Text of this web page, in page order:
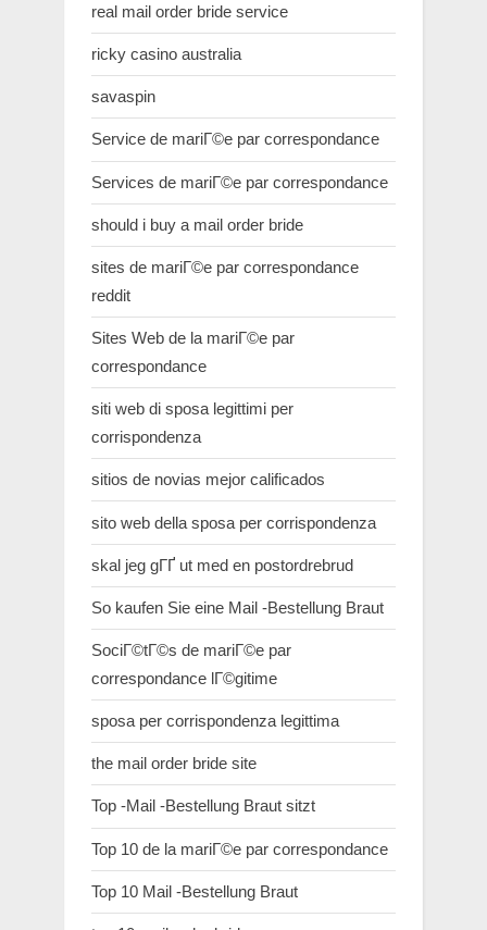
real mail order bride service
ricky casino australia
savaspin
Service de mariГ©e par correspondance
Services de mariГ©e par correspondance
should i buy a mail order bride
sites de mariГ©e par correspondance
reddit
Sites Web de la mariГ©e par
correspondance
siti web di sposa legittimi per
corrispondenza
sitios de novias mejor calificados
sito web della sposa per corrispondenza
skal jeg gГҐ ut med en postordrebrud
So kaufen Sie eine Mail -Bestellung Braut
SociГ©tГ©s de mariГ©e par
correspondance lГ©gitime
sposa per corrispondenza legittima
the mail order bride site
Top -Mail -Bestellung Braut sitzt
Top 10 de la mariГ©e par correspondance
Top 10 Mail -Bestellung Braut